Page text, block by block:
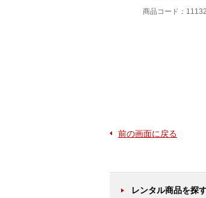
商品コード：
前の画面に戻る
レンタル商品を探